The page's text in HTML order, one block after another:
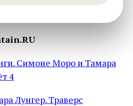
Симоне Моро и Тамара
4
Лунгер. Траверс